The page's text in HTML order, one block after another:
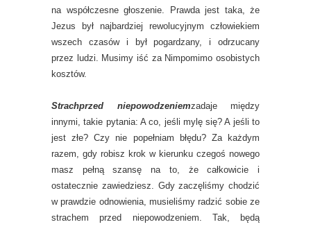
na współczesne głoszenie. Prawda jest taka, że
Jezus był najbardziej rewolucyjnym człowiekiem
wszech czasów i był pogardzany, i odrzucany
przez ludzi. Musimy iść za Nimpomimo osobistych
kosztów.
Strachprzed niepowodzeniemzadaje między
innymi, takie pytania: A co, jeśli mylę się? A jeśli to
jest złe? Czy nie popełniam błędu? Za każdym
razem, gdy robisz krok w kierunku czegoś nowego
masz pełną szansę na to, że całkowicie i
ostatecznie zawiedziesz. Gdy zaczęliśmy chodzić
w prawdzie odnowienia, musieliśmy radzić sobie ze
strachem przed niepowodzeniem. Tak, będą